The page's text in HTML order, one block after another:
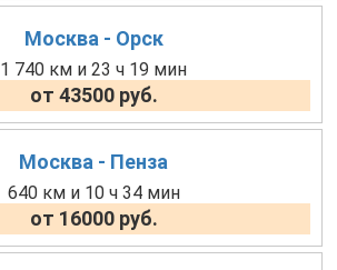
Москва - Орск
1 740 км и 23 ч 19 мин
от 43500 руб.
Москва - Пенза
640 км и 10 ч 34 мин
от 16000 руб.